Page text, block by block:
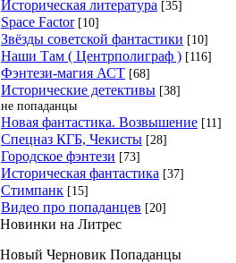
Историческая литература [35]
Space Factor [10]
Звёзды советской фантастики [10]
Наши Там ( Центрполиграф ) [116]
Фэнтези-магия АСТ [68]
Исторические детективы [38]
не попаданцы
Новая фантастика. Возвышение [11]
Спецназ КГБ, Чекисты [28]
Городское фэнтези [73]
Историческая фантастика [37]
Стимпанк [15]
Видео про попаданцев [20]
Новинки на Литрес
Новый Черновик Попаданцы